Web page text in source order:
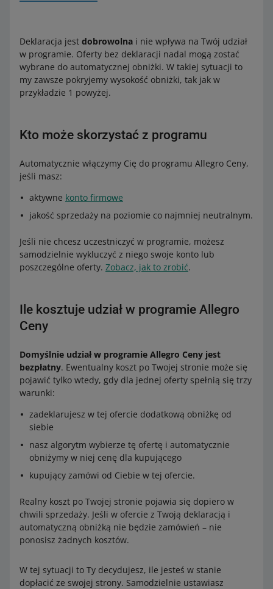
Deklaracja jest dobrowolna i nie wpływa na Twój udział
w programie. Oferty bez deklaracji nadal mogą zostać
wybrane do automatycznej obniżki. W takiej sytuacji to
my zawsze pokryjemy wysokość obniżki, tak jak w
przykładzie 1 powyżej.
Kto może skorzystać z programu
Automatycznie włączymy Cię do programu Allegro Ceny,
jeśli masz:
aktywne konto firmowe
jakość sprzedaży na poziomie co najmniej neutralnym.
Jeśli nie chcesz uczestniczyć w programie, możesz
samodzielnie wykluczyć z niego swoje konto lub
poszczególne oferty. Zobacz, jak to zrobić.
Ile kosztuje udział w programie Allegro
Ceny
Domyślnie udział w programie Allegro Ceny jest
bezpłatny. Ewentualny koszt po Twojej stronie może się
pojawić tylko wtedy, gdy dla jednej oferty spełnią się trzy
warunki:
zadeklarujesz w tej ofercie dodatkową obniżkę od
siebie
nasz algorytm wybierze tę ofertę i automatycznie
obniżymy w niej cenę dla kupującego
kupujący zamówi od Ciebie w tej ofercie.
Realny koszt po Twojej stronie pojawia się dopiero w
chwili sprzedaży. Jeśli w ofercie z Twoją deklaracją i
automatyczną obniżką nie będzie zamówień – nie
ponosisz żadnych kosztów.
W tej sytuacji to Ty decydujesz, ile jesteś w stanie
dopłacić ze swojej strony. Samodzielnie ustawiasz